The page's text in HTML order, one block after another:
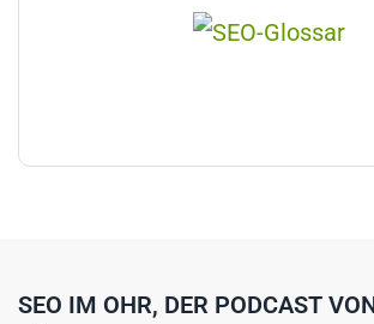
SEO IM OHR, DER PODCAST